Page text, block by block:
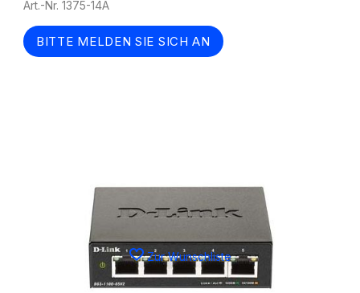
Art.-Nr. 1375-14A
BITTE MELDEN SIE SICH AN
Zur Wunschliste